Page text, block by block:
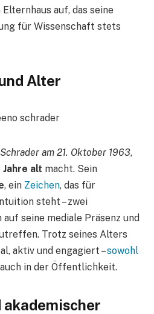
auf, das seine
für Wissenschaft stets
Alter
am 21. Oktober 1963,
Jahre alt macht. Sein
, ein Zeichen, das für
steht – zwei
seine mediale Präsenz und
Trotz seines Alters
aktiv und engagiert –sowohl
in der Öffentlichkeit.
akademischer